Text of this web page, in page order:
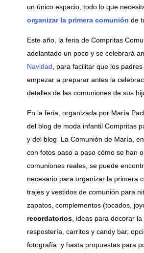
un único espacio, todo lo que
organizar la primera comunión de
Este año, la feria de Compritas
adelantado un poco y se celebrará
Navidad, para facilitar que los
empezar a preparar antes la
detalles de las comuniones de sus
En la feria, organizada por María
del blog de moda infantil Compritas
y del blog La Comunión de María,
con fotos paso a paso cómo se han
comuniones reales, se puede
necesario para organizar la primera
trajes y vestidos de comunión para
zapatos, complementos (tocados,
recordatorios, ideas para decorar la
respostería, carritos y candy bar,
fotografía y hasta propuestas para